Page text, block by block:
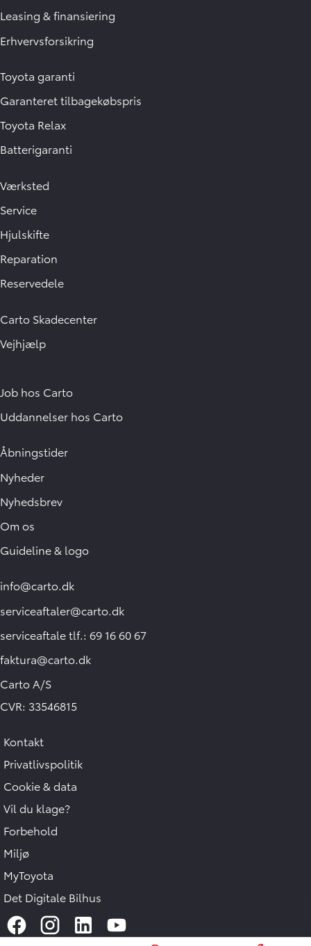
Leasing & finansiering
Erhvervsforsikring
Toyota garanti
Garanteret tilbagekøbspris
Toyota Relax
Batterigaranti
Værksted
Service
Hjulskifte
Reparation
Reservedele
Carto Skadecenter
Vejhjælp
Job hos Carto
Uddannelser hos Carto
Åbningstider
Nyheder
Nyhedsbrev
Om os
Guideline & logo
info@carto.dk
serviceaftaler@carto.dk
serviceaftale tlf.: 69 16 60 67
faktura@carto.dk
Carto A/S
CVR: 33546815
Kontakt
Privatlivspolitik
Cookie & data
Vil du klage?
Forbehold
Miljø
MyToyota
Det Digitale Bilhus